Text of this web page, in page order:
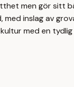
men gör sitt
med inslag av
med en